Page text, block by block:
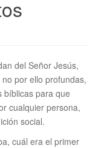
del Señor Jesús,
por ello profundas,
bíblicas para que
cualquier persona,
social.
cuál era el primer